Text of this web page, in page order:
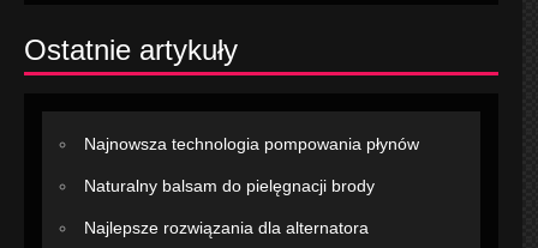
Ostatnie artykuły
Najnowsza technologia pompowania płynów
Naturalny balsam do pielęgnacji brody
Najlepsze rozwiązania dla alternatora